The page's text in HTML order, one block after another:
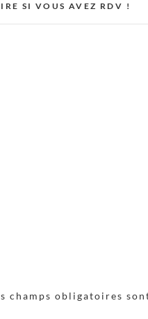
SI VOUS AVEZ RDV !
champs obligatoires